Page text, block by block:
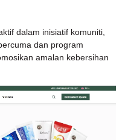
dalam inisiatif komuniti,
dan program
amalan kebersihan